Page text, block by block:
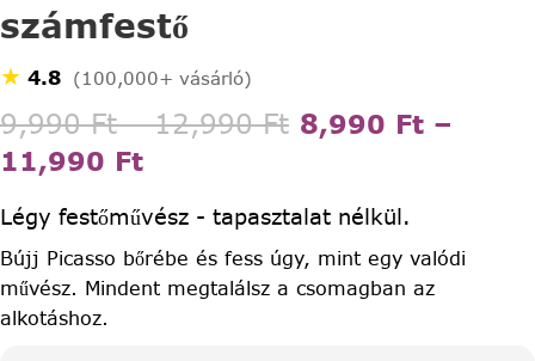
számfestő
★ 4.8 (100,000+ vásárló)
9,990Ft – 12,990Ft 8,990 Ft –
11,990 Ft
Légy festőművész - tapasztalat nélkül.
Bújj Picasso bőrébe és fess úgy, mint egy valódi
művész. Mindent megtalálsz a csomagban az
alkotáshoz.